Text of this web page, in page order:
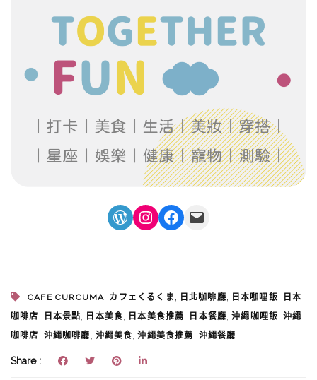
WordPress Instagram Facebook Mail
CAFE CURCUMA カフェくるくま 日北咖啡廳 日本咖哩飯
日本
咖啡店
日本景點 日本美食 日本美食推薦 日本餐廳 ,沖繩咖哩飯 ,沖繩
咖啡店
沖繩咖啡廳 沖繩美食 ,沖繩美食推薦 沖繩餐廳
Share :